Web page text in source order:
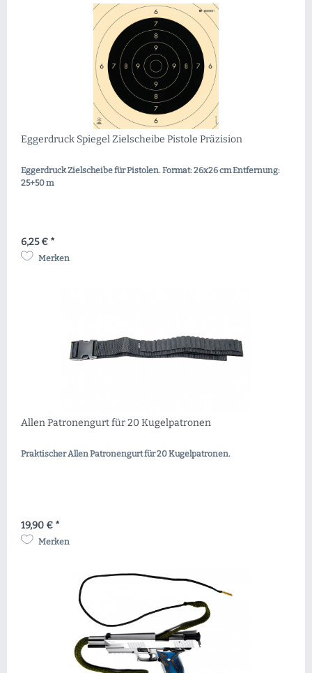
Eggerdruck Spiegel Zielscheibe Pistole Präzision
Eggerdruck Zielscheibe für Pistolen. Format: 26x26 cm Entfernung:
25+50 m
6,25 € *
Merken
Allen Patronengurt für 20 Kugelpatronen
Praktischer Allen Patronengurt für 20 Kugelpatronen.
19,90 € *
Merken